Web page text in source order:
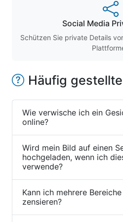
Social Media
Schützen Sie private Details
Häufig
Wie verwische ich ein
online?
Wird mein Bild auf einen
hochgeladen, wenn ich
verwende?
Kann ich mehrere
zensieren?